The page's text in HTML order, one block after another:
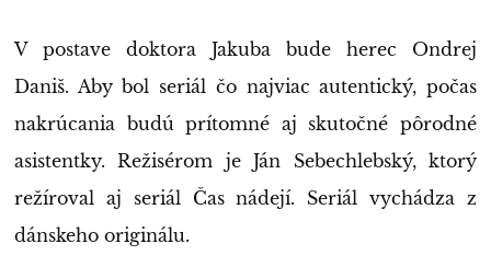
V postave doktora Jakuba bude herec Ondrej
Daniš. Aby bol seriál čo najviac autentický, počas
nakrúcania budú prítomné aj skutočné pôrodné
asistentky. Režisérom je Ján Sebechlebský, ktorý
režíroval aj seriál Čas nádejí. Seriál vychádza z
dánskeho originálu.